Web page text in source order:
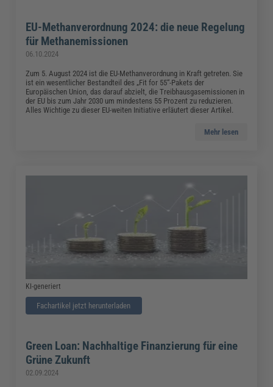
EU-Methanverordnung 2024: die neue Regelung
für Methanemissionen
06.10.2024
Zum 5. August 2024 ist die EU-Methanverordnung in Kraft getreten. Sie
ist ein wesentlicher Bestandteil des „Fit for 55“-Pakets der
Europäischen Union, das darauf abzielt, die Treibhausgasemissionen in
der EU bis zum Jahr 2030 um mindestens 55 Prozent zu reduzieren.
Alles Wichtige zu dieser EU-weiten Initiative erläutert dieser Artikel.
Mehr lesen
KI-generiert
Fachartikel jetzt herunterladen
Green Loan: Nachhaltige Finanzierung für eine
Grüne Zukunft
02.09.2024